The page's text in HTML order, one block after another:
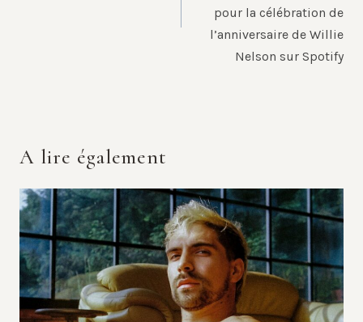
pour la célébration de
l’anniversaire de Willie
Nelson sur Spotify
A lire également